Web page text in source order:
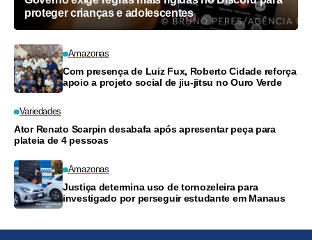
proteger crianças e adolescentes
Amazonas
Com presença de Luiz Fux, Roberto Cidade reforça
apoio a projeto social de jiu-jitsu no Ouro Verde
Variedades
Ator Renato Scarpin desabafa após apresentar peça para
plateia de 4 pessoas
Amazonas
Justiça determina uso de tornozeleira para
investigado por perseguir estudante em Manaus